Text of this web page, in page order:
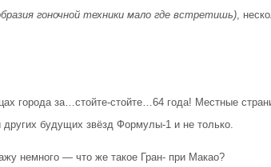
гоночной техники мало где встретишь),
города за…стойте-стойте…64 года! Местные
будущих звёзд Формулы-1 и не только.
немного — что же такое Гран- при Макао?